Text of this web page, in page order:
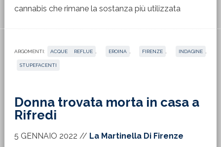
cannabis che rimane la sostanza più utilizzata
ARGOMENTI: ACQUE REFLUE EROINA FIRENZE INDAGINE
STUPEFACENTI
Donna trovata morta in casa a
Rifredi
5 GENNAIO 2022 // La Martinella Di Firenze